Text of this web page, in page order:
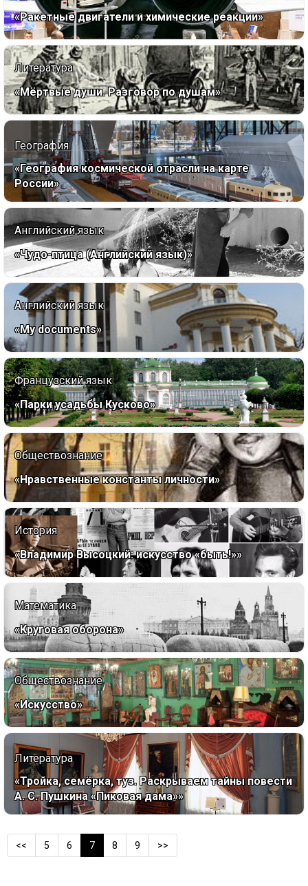
«Ракетные двигатели и химические реакции»
Литература
«Мёртвые души. Разговор по душам»
География
«География космической отрасли на карте
России»
Английский язык
«Чудо-птица (Английский язык)»
Английский язык
«My documents»
Французский язык
«Парки усадьбы Кусково»
Обществознание
«Нравственные константы личности»
История
«Владимир Высоцкий: искусство «быть!»»
Математика
«Круговая оборона»
Обществознание
«Искусство»
Литература
«Тройка, семёрка, туз. Раскрываем тайны повести
А. С. Пушкина «Пиковая дама»»
<< 5 6 7 8 9 >>